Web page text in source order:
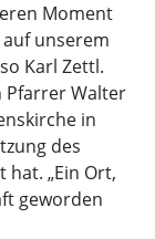
Moment
unserem
Karl Zettl.
Pfarrer Walter
in
des
„Ein Ort,
geworden